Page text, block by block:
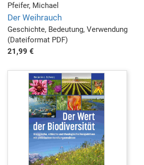
Pfeifer, Michael
Der Weihrauch
Geschichte, Bedeutung, Verwendung
(Dateiformat PDF)
21,99 €